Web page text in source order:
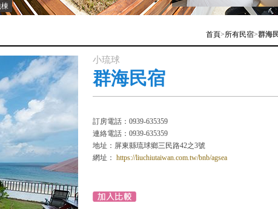
棟
首頁>所有民宿>群海
小琉球
群海民宿
訂房電話：0939-635359
連絡電話：0939-635359
地址：屏東縣琉球鄉三民路42之3號
網址： https://liuchiutaiwan.com.tw/bnb/agsea